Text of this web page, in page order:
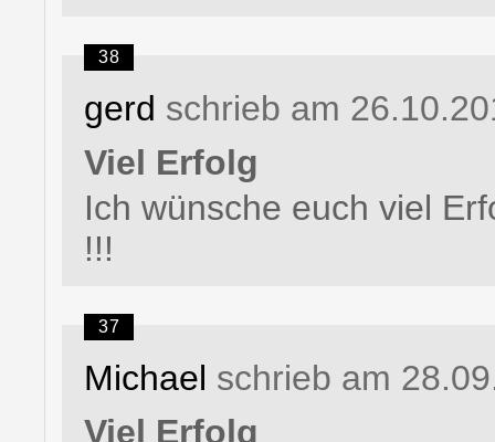
38
gerd schrieb am
Viel Erfolg
Ich wünsche euch viel
!!!
37
Michael schrieb am
Viel Erfolg